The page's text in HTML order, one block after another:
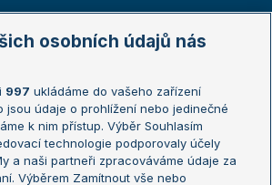
Australian Open
French Open
Wimbledon
US Open
osobních údajů nás
997 ukládáme do vašeho zařízení
jsou údaje o prohlížení nebo jedinečné
k nim přístup. Výběr Souhlasím
technologie podporovaly účely
a naši partneři zpracováváme údaje za
Výběrem Zamítnout vše nebo